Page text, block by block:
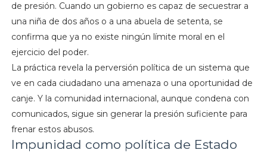
de presión. Cuando un gobierno es capaz de secuestrar a
una niña de dos años o a una abuela de setenta, se
confirma que ya no existe ningún límite moral en el
ejercicio del poder.
La práctica revela la perversión política de un sistema que
ve en cada ciudadano una amenaza o una oportunidad de
canje. Y la comunidad internacional, aunque condena con
comunicados, sigue sin generar la presión suficiente para
frenar estos abusos.
Impunidad como política de Estado